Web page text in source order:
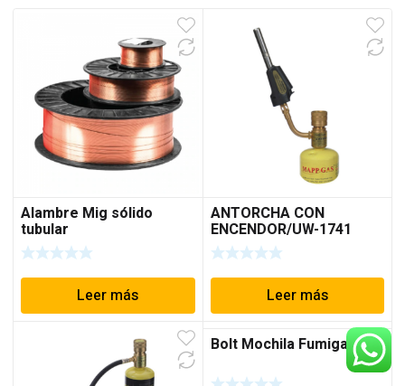
Alambre Mig sólido
tubular
Leer más
ANTORCHA CON
ENCENDOR/UW-1741
MAPP ZR-1S
Leer más
Bolt Mochila Fumigadora